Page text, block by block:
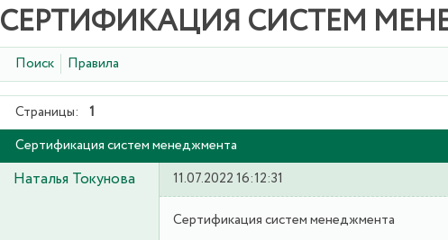
СЕРТИФИКАЦИЯ СИСТЕМ
Поиск Правила
Страницы: 1
Сертификация систем менеджмента
Наталья Токунова 11.07.2022 16:12:31
Сертификация систем менеджмента